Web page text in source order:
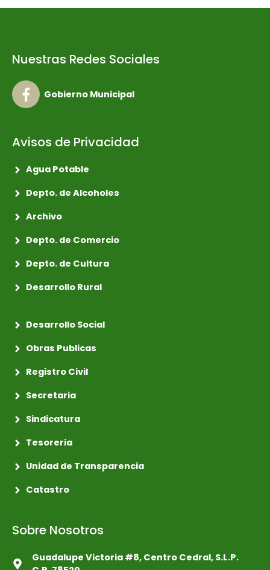
Nuestras Redes Sociales
Gobierno Municipal
Avisos de Privacidad
Agua Potable
Depto. de Alcoholes
Archivo
Depto. de Comercio
Depto. de Cultura
Desarrollo Rural
Desarrollo Social
Obras Publicas
Registro Civil
Secretaria
Sindicatura
Tesoreria
Unidad de Transparencia
Catastro
Sobre Nosotros
Guadalupe Victoria #8, Centro Cedral, S.L.P.